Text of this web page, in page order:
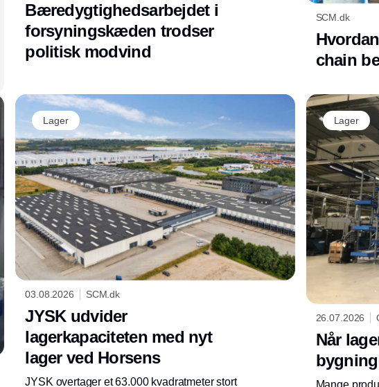
Bæredygtighedsarbejdet i
forsyningskæden trodser
politisk modvind
SCM.dk
chain
Lager
03.08.2026 SCM.dk
JYSK udvider
lagerkapaciteten med nyt
lager ved Horsens
JYSK overtager et 63.000 kvadratmeter stort
Lager
26.07.2026
Når
Mange